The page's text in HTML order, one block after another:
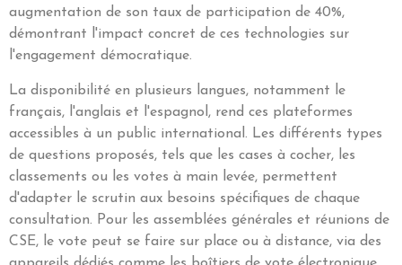
augmentation de son taux de participation de 40%,
démontrant l'impact concret de ces technologies sur
l'engagement démocratique.
La disponibilité en plusieurs langues, notamment le
français, l'anglais et l'espagnol, rend ces plateformes
accessibles à un public international. Les différents types
de questions proposés, tels que les cases à cocher, les
classements ou les votes à main levée, permettent
d'adapter le scrutin aux besoins spécifiques de chaque
consultation. Pour les assemblées générales et réunions de
CSE, le vote peut se faire sur place ou à distance, via des